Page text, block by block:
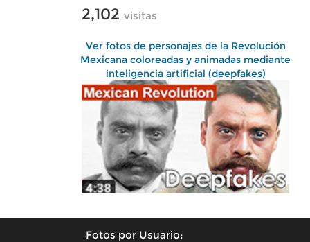
2,102 visitas
Ver fotos de personajes de la Revolución
Mexicana coloreadas y animadas mediante
inteligencia artificial (deepfakes)
Fotos por Usuario: